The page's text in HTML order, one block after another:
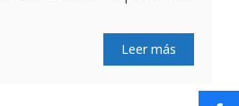
Leer más